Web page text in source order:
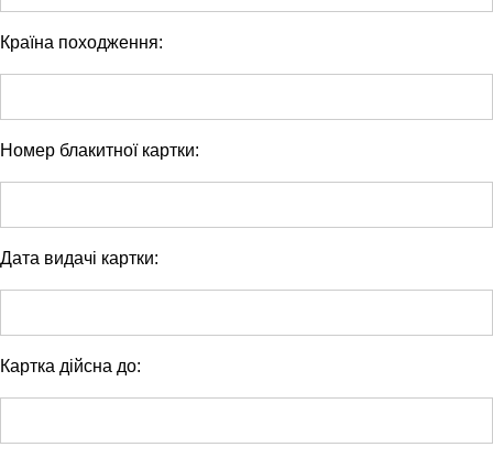
Країна походження:
Номер блакитної картки:
Дата видачі картки:
Картка дійсна до: